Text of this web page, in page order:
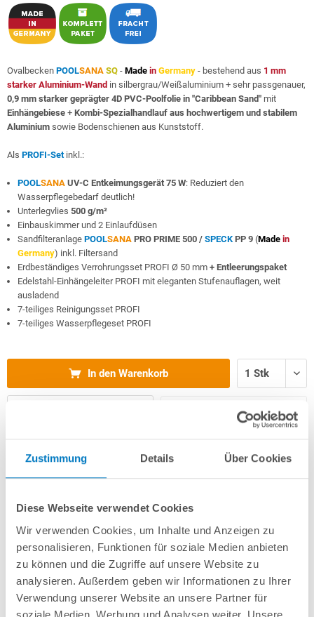
Zustimmung Details Über Cookies
Diese Webseite verwendet Cookies
Wir verwenden Cookies, um Inhalte und Anzeigen zu
personalisieren, Funktionen für soziale Medien anbieten
zu können und die Zugriffe auf unsere Website zu
analysieren. Außerdem geben wir Informationen zu Ihrer
Verwendung unserer Website an unsere Partner für
soziale Medien, Werbung und Analysen weiter. Unsere
Ovalbecken POOLSANA SQ - Made in Germany - bestehend aus 1 mm
starker Aluminium-Wand in silbergrau/Weißaluminium + sehr passgenauer,
0,9 mm starker geprägter 4D PVC-Poolfolie in "Caribbean Sand" mit
Einhängebiese + Kombi-Spezialhandlauf aus hochwertigem und stabilem
Aluminium sowie Bodenschienen aus Kunststoff.
Als PROFI-Setinkl.:
POOLSANA UV-C Entkeimungsgerät 75 W: Reduziert den
Wasserpflegebedarf deutlich!
Unterlegvlies 500 g/m²
Einbauskimmer und 2 Einlaufdüsen
Sandfilteranlage POOLSANA PRO PRIME 500 / SPECKPP 9 (Made in
Germany) inkl. Filtersand
Erdbeständiges Verrohrungsset PROFI Ø 50 mm + Entleerungspaket
Edelstahl-Einhängeleiter PROFI mit eleganten Stufenauflagen, weit
ausladend
7-teiliges Reinigungsset PROFI
7-teiliges Wasserpflegeset PROFI
In den Warenkorb
Merken
Fragen? Wir helfen Ihnen gerne weiter:
Produktbeschreibung
Herstellerangaben